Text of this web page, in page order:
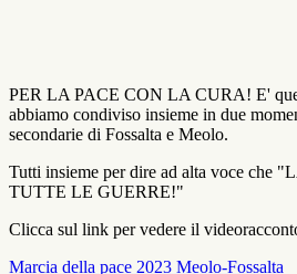
PER LA PACE CON LA CURA! E'
abbiamo condiviso insieme in due
secondarie di Fossalta e Meolo.
Tutti insieme per dire ad alta voce che
TUTTE LE GUERRE!"
Clicca sul link per vedere il
Marcia della pace 2023 Meolo-Fossalta